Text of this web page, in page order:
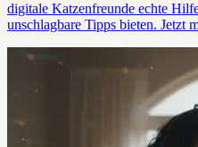
digitale Katzenfreunde echte
unschlagbare Tipps bieten. Jetzt